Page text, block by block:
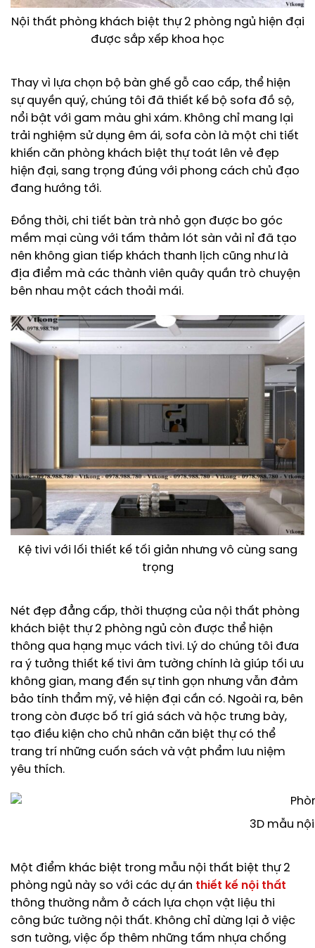
Nội thất phòng khách biệt thự 2 phòng ngủ hiện đại
được sắp xếp khoa học
Thay vì lựa chọn bộ bàn ghế gỗ cao cấp, thể hiện
sự quyền quý, chúng tôi đã thiết kế bộ sofa đồ sộ,
nổi bật với gam màu ghi xám. Không chỉ mang lại
trải nghiệm sử dụng êm ái, sofa còn là một chi tiết
khiến căn phòng khách biệt thự toát lên vẻ đẹp
hiện đại, sang trọng đúng với phong cách chủ đạo
đang hướng tới.
Đồng thời, chi tiết bàn trà nhỏ gọn được bo góc
mềm mại cùng với tấm thảm lót sàn vải nỉ đã tạo
nên không gian tiếp khách thanh lịch cũng như là
địa điểm mà các thành viên quây quần trò chuyện
bên nhau một cách thoải mái.
Kệ tivi với lối thiết kế tối giản nhưng vô cùng sang
trọng
Nét đẹp đẳng cấp, thời thượng của nội thất phòng
khách biệt thự 2 phòng ngủ còn được thể hiện
thông qua hạng mục vách tivi. Lý do chúng tôi đưa
ra ý tưởng thiết kế tivi âm tường chính là giúp tối ưu
không gian, mang đến sự tinh gọn nhưng vẫn đảm
bảo tính thẩm mỹ, vẻ hiện đại cần có. Ngoài ra, bên
trong còn được bố trí giá sách và hộc trưng bày,
tạo điều kiện cho chủ nhân căn biệt thự có thể
trang trí những cuốn sách và vật phẩm lưu niệm
yêu thích.
3D mẫu
Một điểm khác biệt trong mẫu nội thất biệt thự 2
phòng ngủ này so với các dự án thiết kế nội thất
thông thường nằm ở cách lựa chọn vật liệu thi
công bức tường nội thất. Không chỉ dừng lại ở việc
sơn tường, việc ốp thêm những tấm nhựa chống